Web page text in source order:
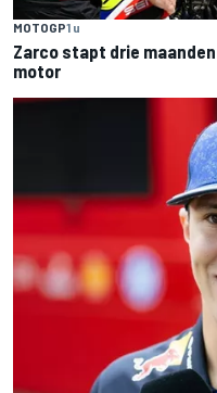
MOTOGP1 u
Zarco stapt drie
motor